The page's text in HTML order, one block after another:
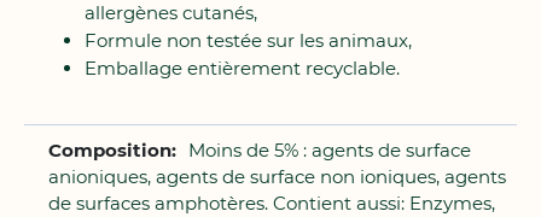
allergènes cutanés,
Formule non testée sur les animaux,
Emballage entièrement recyclable.
Moins de 5% : agents de surface
anioniques, agents de surface non ioniques, agents
de surfaces amphotères. Contient aussi: Enzymes,